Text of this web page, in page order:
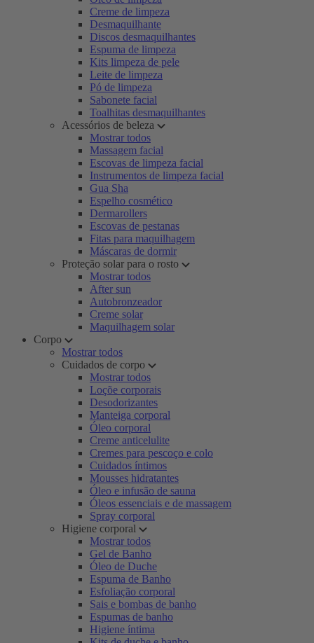
Creme de limpeza
Desmaquilhante
Discos desmaquilhantes
Espuma de limpeza
Kits limpeza de pele
Leite de limpeza
Pó de limpeza
Sabonete facial
Toalhitas desmaquilhantes
Acessórios de beleza
Mostrar todos
Massagem facial
Escovas de limpeza facial
Instrumentos de limpeza facial
Gua Sha
Espelho cosmético
Dermarollers
Escovas de pestanas
Fitas para maquilhagem
Máscaras de dormir
Proteção solar para o rosto
Mostrar todos
After sun
Autobronzeador
Creme solar
Maquilhagem solar
Corpo
Mostrar todos
Cuidados de corpo
Mostrar todos
Loçõe corporais
Desodorizantes
Manteiga corporal
Óleo corporal
Creme anticelulite
Cremes para pescoço e colo
Cuidados íntimos
Mousses hidratantes
Óleo e infusão de sauna
Óleos essenciais e de massagem
Spray corporal
Higiene corporal
Mostrar todos
Gel de Banho
Óleo de Duche
Espuma de Banho
Esfoliação corporal
Sais e bombas de banho
Espumas de banho
Higiene íntima